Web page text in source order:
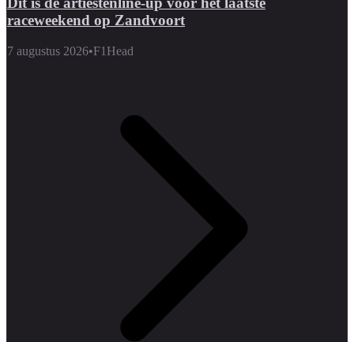
raceweekend op Zandvoort
7 augustus 2026•F1Head